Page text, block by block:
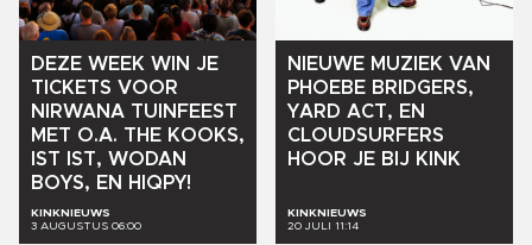
DEZE WEEK WIN JE
TICKETS VOOR
NIRWANA TUINFEEST
MET O.A. THE KOOKS,
IST
IST, WODAN
BOYS, EN HIQPY!
KINKNIEUWS
3 AUGUSTUS 06:00
NIEUWE MUZIEK VAN
PHOEBE BRIDGERS,
YARD ACT, EN
CLOUDSURFERS
HOOR JE BIJ KINK
KINKNIEUWS
20 JULI 11:14